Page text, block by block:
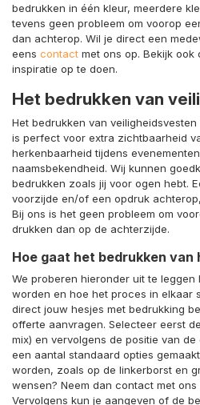
bedrukken in één kleur, meerdere
tevens geen probleem om voorop
dan achterop. Wil je direct een
eens contact met ons op. Bekijk ook
inspiratie op te doen.
Het bedrukken van
Het bedrukken van
is perfect voor extra zichtbaarheid
herkenbaarheid tijdens
naamsbekendheid. Wij kunnen
bedrukken zoals jij voor ogen hebt.
voorzijde en/of een opdruk
Bij ons is het geen probleem om
drukken dan op de achterzijde.
Hoe gaat het bedrukken van
We proberen hieronder uit te
worden en hoe het proces in elkaar
direct jouw hesjes met bedrukking
offerte aanvragen. Selecteer eerst
mix) en vervolgens de positie van
een aantal standaard opties
worden, zoals op de linkerborst en
wensen? Neem dan contact met ons
Vervolgens kun je aangeven of de